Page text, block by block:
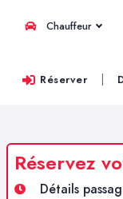
Chauffeur
Réserver |
Réservez
Détails